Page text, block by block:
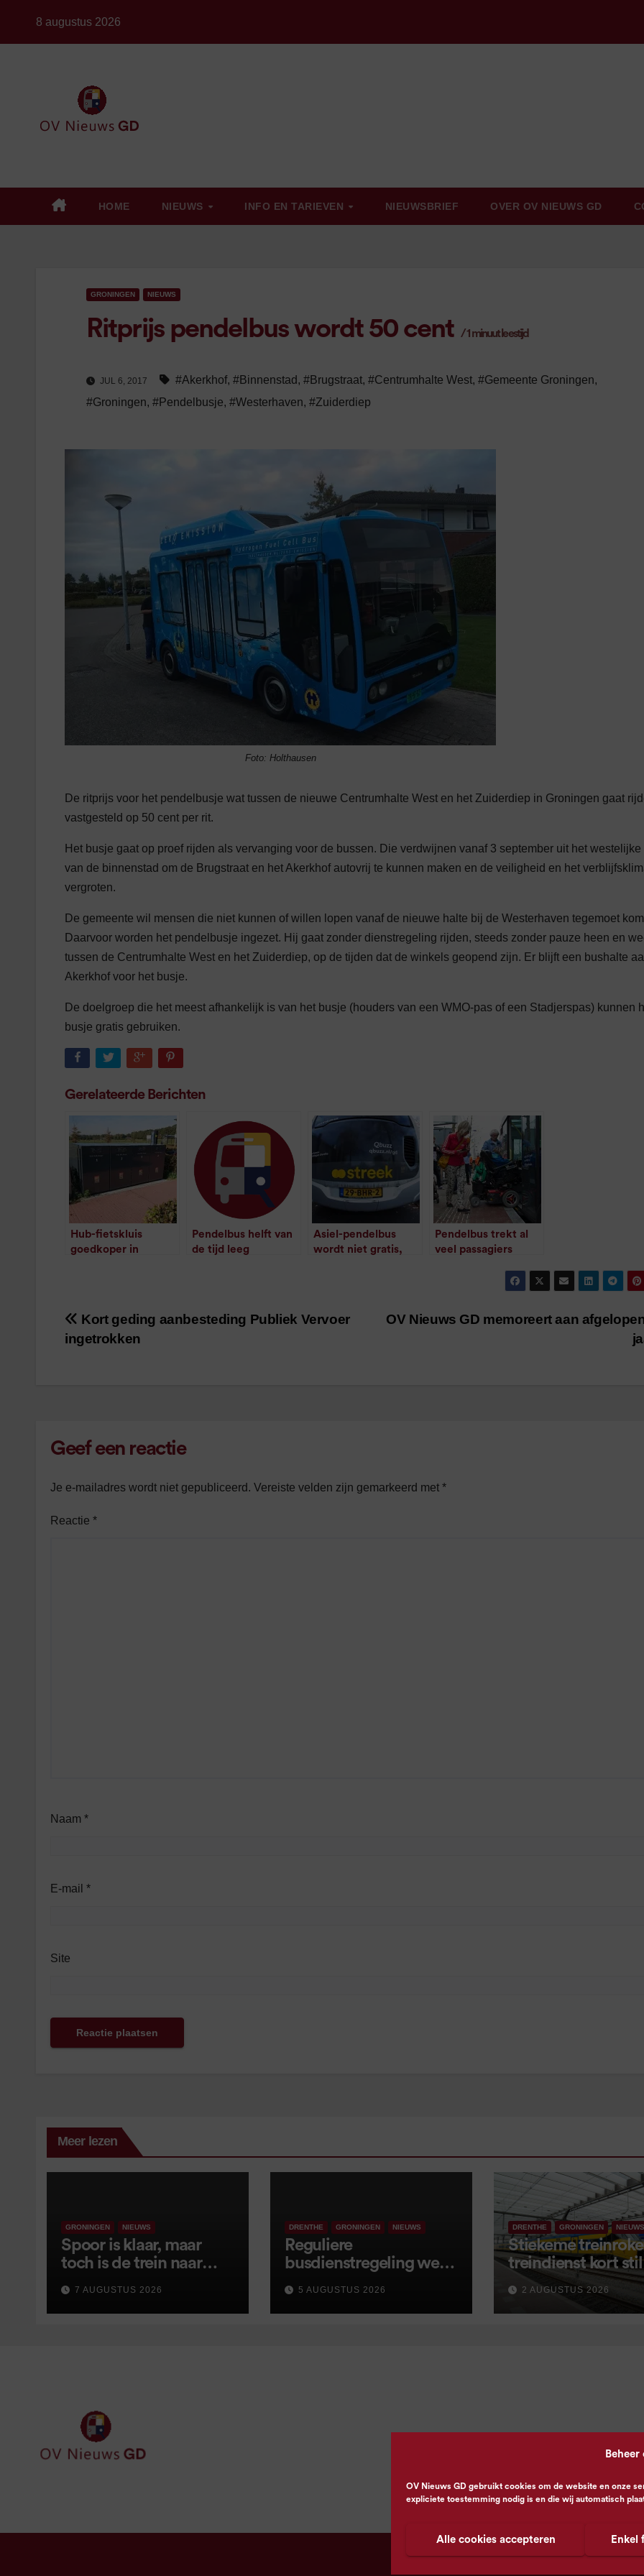
OV Nieuws GD gebruikt cookies om de website en onze
expliciete toestemming nodig is en die wij automatisch
Alle cookies accepteren Enkel
8 augustus 2026
HOME NIEUWS INFO EN TARIEVEN NIEUWSBRIEF OVER OV NIEUWS GD
GRONINGEN NIEUWS
Ritprijs pendelbus wordt 50 cent /1 minuut leestijd
JUL 6, 2017 #Akerkhof, #Binnenstad , #Brugstraat, #Centrumhalte West, #Gemeente Groningen,
#Groningen, #Pendelbusje, #Westerhaven, #Zuiderdiep
Foto: Holthausen
De ritprijs voor het pendelbusje wat tussen de nieuwe Centrumhalte West en het Zuiderdiep in Groningen gaat
vastgesteld op 50 cent per rit.
Het busje gaat op proef rijden als vervanging voor de bussen. Die verdwijnen vanaf 3 september uit het westelijke
van de binnenstad om de Brugstraat en het Akerkhof autovrij te kunnen maken en de veiligheid en het
vergroten.
De gemeente wil mensen die niet kunnen of willen lopen vanaf de nieuwe halte bij de Westerhaven tegemoet
Daarvoor worden het pendelbusje ingezet. Hij gaat zonder dienstregeling rijden, steeds zonder pauze heen en
tussen de Centrumhalte West en het Zuiderdiep, op de tijden dat de winkels geopend zijn. Er blijft een bushalte
Akerkhof voor het busje.
De doelgroep die het meest afhankelijk is van het busje (houders van een WMO-pas of een Stadjerspas) kunnen
busje gratis gebruiken.
Gerelateerde Berichten
Hub-fietskluis
goedkoper in
Pendelbus helft van
de tijd leeg
Asiel-pendelbus
wordt niet gratis,
Pendelbus trekt al
veel passagiers
Bericht
navigatie
OV Nieuws GD memoreert aan
Kort geding aanbesteding Publiek Vervoer
ingetrokken
Geef een reactie
Je e-mailadres wordt niet gepubliceerd. Vereiste velden zijn gemarkeerd met *
Reactie *
Naam *
E-mail *
Site
Meer lezen
GRONINGEN NIEUWS
Spoor is klaar, maar
toch is de trein naar
Leer opnieuw vertraagd
7 AUGUSTUS 2026
DRENTHE GRONINGEN NIEUWS
Reguliere
busdienstregeling weer
van start, met kleine
wijzigingen
5 AUGUSTUS 2026
DRENTHE GRONINGEN NIEUWS
Stiekeme
treindienst kort stil
2 AUGUSTUS 2026
© OV Nieuws GD -Privacyverklaring